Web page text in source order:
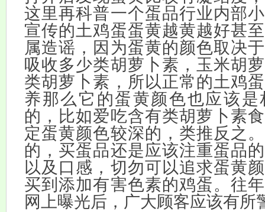
这里再科普一个蛋品行业内部
宣传的土鸡蛋蛋黄越黄越好甚
属造谣，因为蛋黄的颜色取决
吸收多少类胡萝卜素，玉米胡
类胡萝卜素，所以正常的土鸡
养那么它的蛋黄颜色也应该
的，比如爱吃含有类胡萝卜素
定蛋黄颜色较深的，类推反之
的，买蛋品还是应该注重蛋品
以及口感，切勿可以追求蛋黄
买到添加有害色素的鸡蛋。往
网上曝光后，广大顾客应该有所